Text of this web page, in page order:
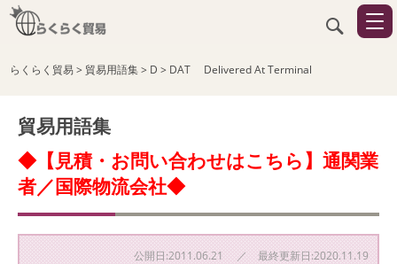
らくらく貿易> 貿易用語集> D > DAT Delivered At Terminal
貿易用語集
◆【見積・お問い合わせはこちら】通関業
者／国際物流会社◆
公開日:2011.06.21 ／ 最終更新日:2020.11.19